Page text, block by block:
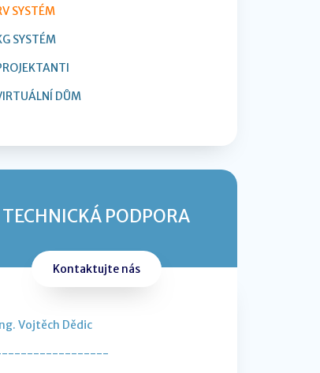
SYSTÉM
SYSTÉM
DŮM
TECHNICKÁ PODPORA
Kontaktujte nás
Vojtěch Dědic